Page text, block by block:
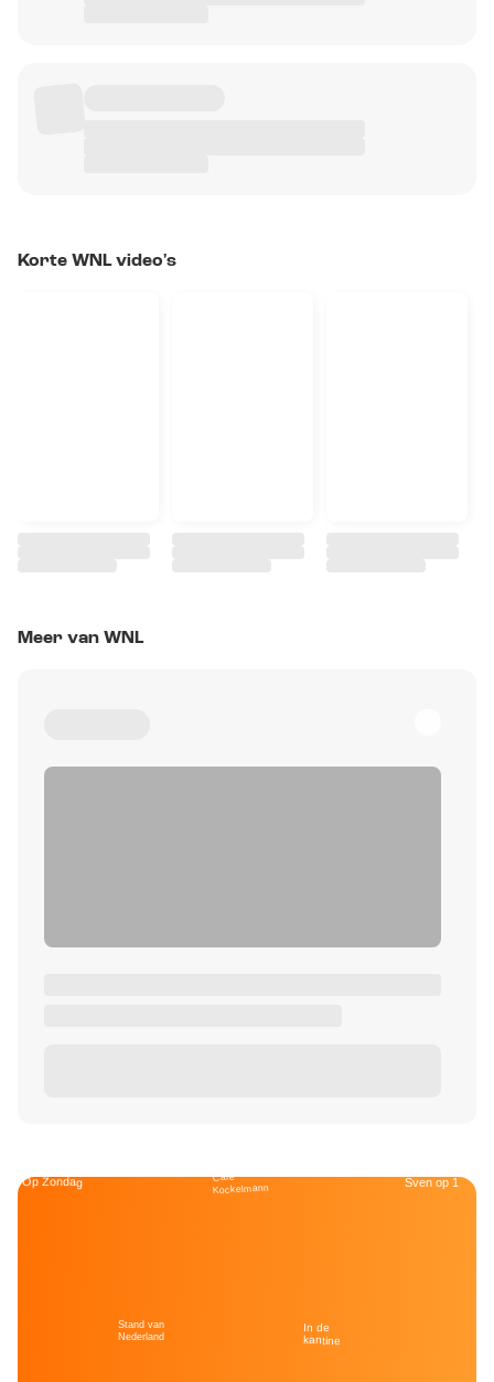
Korte WNL video's
Meer van WNL
Op Zondag
Stand van
Nederland
Café
Kockelmann
In de
kantine
Sven op 1